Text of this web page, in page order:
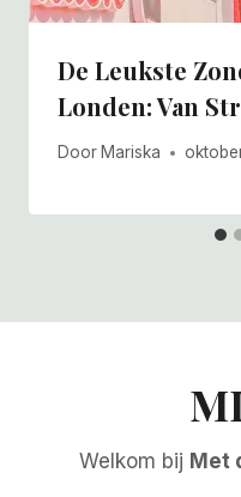
De Leukste
Londen: Van
Door Mariska
Welkom bij Met